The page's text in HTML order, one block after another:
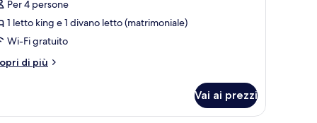
Per 4 persone
1 letto king e 1 divano letto (matrimoniale)
Wi-Fi gratuito
di più
Vai ai prezzi